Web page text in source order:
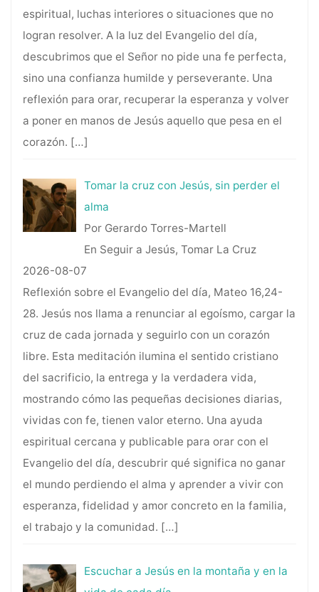
espiritual, luchas interiores o situaciones que no
logran resolver. A la luz del Evangelio del día,
descubrimos que el Señor no pide una fe perfecta,
sino una confianza humilde y perseverante. Una
reflexión para orar, recuperar la esperanza y volver
a poner en manos de Jesús aquello que pesa en el
corazón. […]
Tomar la cruz con Jesús, sin perder el
alma
Por Gerardo Torres-Martell
En Seguir a Jesús, Tomar La Cruz
2026-08-07
Reflexión sobre el Evangelio del día, Mateo 16,24-
28. Jesús nos llama a renunciar al egoísmo, cargar la
cruz de cada jornada y seguirlo con un corazón
libre. Esta meditación ilumina el sentido cristiano
del sacrificio, la entrega y la verdadera vida,
mostrando cómo las pequeñas decisiones diarias,
vividas con fe, tienen valor eterno. Una ayuda
espiritual cercana y publicable para orar con el
Evangelio del día, descubrir qué significa no ganar
el mundo perdiendo el alma y aprender a vivir con
esperanza, fidelidad y amor concreto en la familia,
el trabajo y la comunidad. […]
Escuchar a Jesús en la montaña y en la